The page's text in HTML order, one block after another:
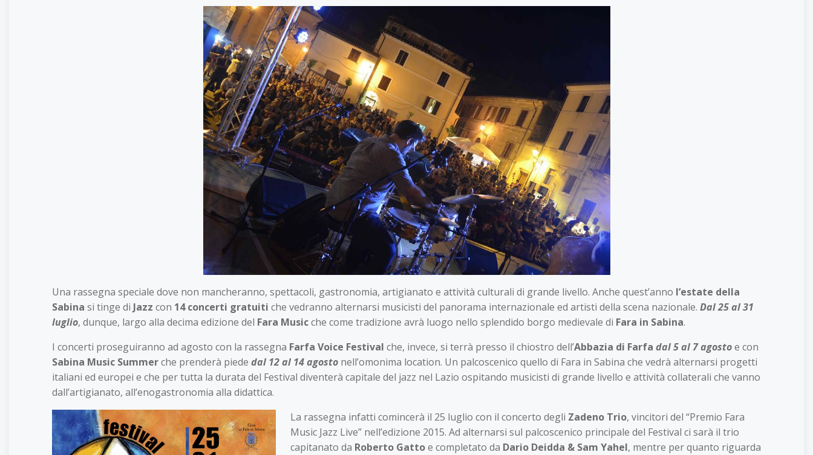
Una rassegna speciale dove non mancheranno, spettacoli, gastronomia, artigianato e attività culturali di grande livello. Anche quest’anno l’estate della
Sabina si tinge di Jazz con 14 concerti gratuiti che vedranno alternarsi musicisti del panorama internazionale ed artisti della scena nazionale. Dal 25 al 31
luglio, dunque, largo alla decima edizione del Fara Musicche come tradizione avrà luogo nello splendido borgo medievale di Fara in Sabina.
I concerti proseguiranno ad agosto con la rassegna Farfa Voice Festival che, invece, si terrà presso il chiostro dell’Abbazia di Farfa dal 5 al 7 agostoe con
Sabina Music Summerche prenderà piede dal 12 al 14 agosto nell’omonima location. Un palcoscenico quello di Fara in Sabina che vedrà alternarsi progetti
italiani ed europei e che per tutta la durata del Festival diventerà capitale del jazz nel Lazio ospitando musicisti di grande livello e attività collaterali che vanno
dall’artigianato, all’enogastronomia alla didattica.
La rassegna infatti comincerà il 25 luglio con il concerto degli Zadeno Trio, vincitori del “Premio Fara
Music Jazz Live” nell’edizione 2015. Ad alternarsi sul palcoscenico principale del Festival ci sarà il trio
capitanato da Roberto Gattoe completato da Dario Deidda & Sam Yahel, mentre per quanto riguarda